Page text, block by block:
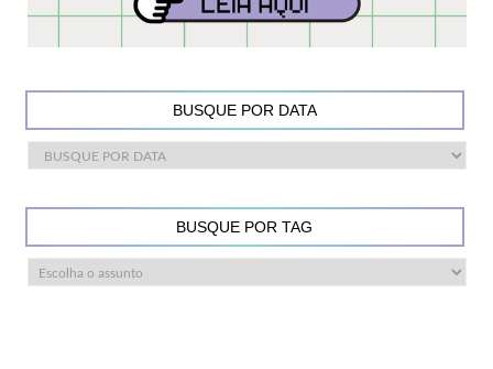
BUSQUE POR DATA
BUSQUE POR TAG